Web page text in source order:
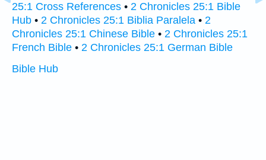
25:1 Cross References • 2 Chronicles 25:1 Bible
Hub • 2 Chronicles 25:1 Biblia Paralela • 2
Chronicles 25:1 Chinese Bible • 2 Chronicles 25:1
French Bible • 2 Chronicles 25:1 German Bible
Bible Hub